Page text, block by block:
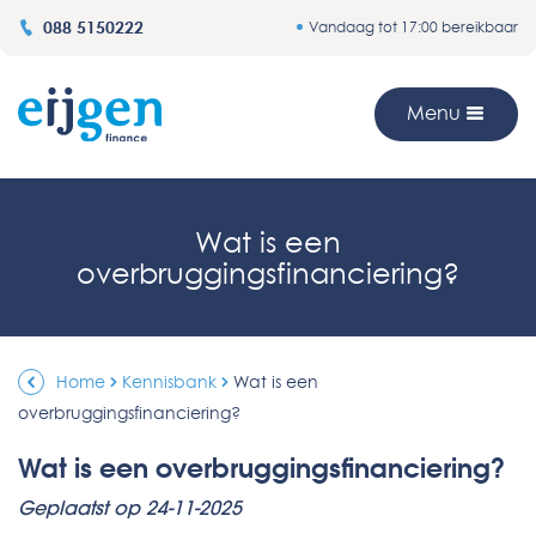
088 5150222 Vandaag tot 17:00 bereikbaar
Menu
Wat is een
overbruggingsfinanciering?
Home Kennisbank
Wat is een
overbruggingsfinanciering?
Wat is een overbruggingsfinanciering?
Geplaatst op 24-11-2025